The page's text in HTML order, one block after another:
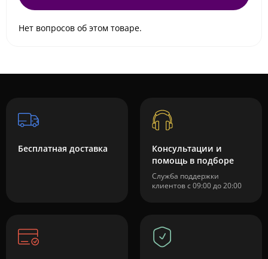
Нет вопросов об этом товаре.
Бесплатная доставка
Консультации и
помощь в подборе
Служба поддержки
клиентов с 09:00 до 20:00